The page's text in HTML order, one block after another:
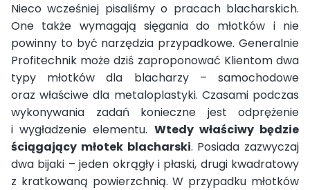
Nieco wcześniej pisaliśmy o pracach blacharskich.
One także wymagają sięgania do młotków i nie
powinny to być narzędzia przypadkowe. Generalnie
Profitechnik może dziś zaproponować Klientom dwa
typy młotków dla blacharzy – samochodowe
oraz właściwe dla metaloplastyki. Czasami podczas
wykonywania zadań konieczne jest odprężenie
i wygładzenie elementu. Wtedy właściwy będzie
ściągający młotek blacharski. Posiada zazwyczaj
dwa bijaki – jeden okrągły i płaski, drugi kwadratowy
z kratkowaną powierzchnią. W przypadku młotków